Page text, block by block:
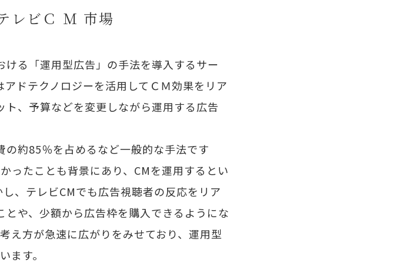
レビＣ Ｍ 市場
る「運用型広告」の手法を導入するサー
ドテクノロジーを活用してＣＭ効果をリア
、予算などを変更しながら運用する広告
約85％を占めるなど一般的な手法です
ったことも背景にあり、CMを運用するとい
、テレビCMでも広告視聴者の反応をリア
や、少額から広告枠を購入できるようにな
え方が急速に広がりをみせており、運用型
ます。